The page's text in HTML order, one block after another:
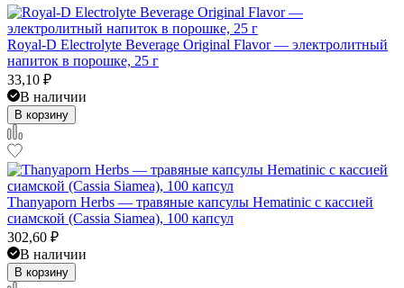
Royal-D Electrolyte Beverage Original Flavor — электролитный
напиток в порошке, 25 г
33,10 ₽
В наличии
В корзину
Thanyaporn Herbs — травяные капсулы Hematinic с кассией
сиамской (Cassia Siamea), 100 капсул
302,60 ₽
В наличии
В корзину